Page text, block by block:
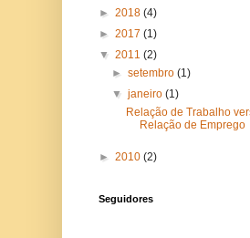
► 2018 (4)
► 2017 (1)
▼ 2011 (2)
►setembro(1)
▼janeiro(1)
Relação de Trabalho
Relação de Emprego
► 2010 (2)
Seguidores